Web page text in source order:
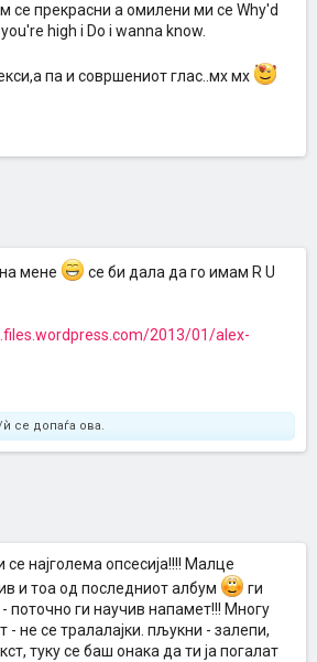
се прекрасни а омилени ми се Why'd
high i Do i wanna know.
па и совршениот глас..мх мх
мeнe
се би дaлa дa гo имaм R U
2013/01/alex-
ѝ се допаѓа ова.
најголема опсесија!!!! Малце
и тоа од последниот албум
ги
поточно ги научив напамет!!! Многу
- не се тралалајки. пљукни - залепи,
туку се баш онака да ти ја погалат